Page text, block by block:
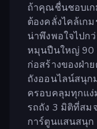
ถ้าคุณชื่นชอบเ
ต้องคลั่งไคล้เก
น่าพึงพอใจไปก
หมุนปืนใหญ่ 90
ก่อสร้างของฝ่า
ถังออนไลน์สนุก
ครอบคลุมทุกแง่
รถถัง 3 มิติที่สม
การ์ตูนแสนสนุก